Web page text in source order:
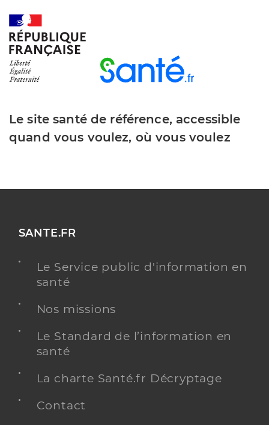
Le site santé de référence, accessible
quand vous voulez, où vous voulez
SANTE.FR
Le Service public d'information en
santé
Nos missions
Le Standard de l’information en
santé
La charte Santé.fr Décryptage
Contact